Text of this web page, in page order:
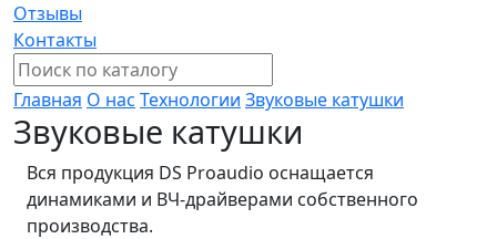
Отзывы
Контакты
Главная О нас Технологии Звуковые катушки
Звуковые катушки
Вся продукция DS Proaudio оснащается
динамиками и ВЧ-драйверами собственного
производства.